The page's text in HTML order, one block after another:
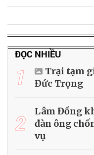
ĐỌC NHIỀU
1
Trại tạm
Đức Trọng
2
Lâm Đồng
đàn ông
vụ